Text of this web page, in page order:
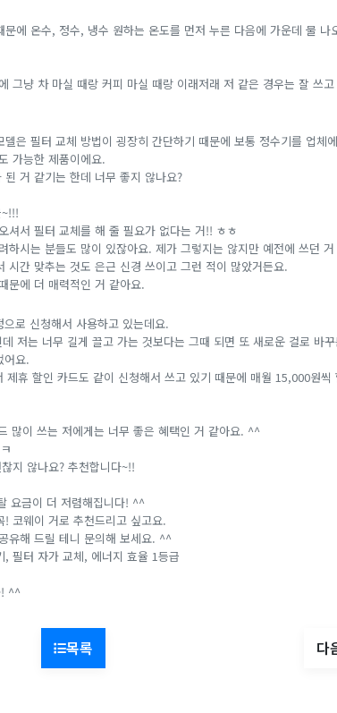
에 온수, 정수, 냉수 원하는 온도를 먼저 누른 다음에 가운데 물 나
그냥 차 마실 때랑 커피 마실 때랑 이래저래 저 같은 경우는 잘 쓰
은 필터 교체 방법이 굉장히 간단하기 때문에 보통 정수기를 업체
가능한 제품이에요.
거 같기는 한데 너무 좋지 않나요?
셔서 필터 교체를 해 줄 필요가 없다는 거!! ㅎㅎ
하시는 분들도 많이 있잖아요. 제가 그렇지는 않지만 예전에 쓰던
시간 맞추는 것도 은근 신경 쓰이고 그런 적이 많았거든요.
문에 더 매력적인 거 같아요.
로 신청해서 사용하고 있는데요.
저는 너무 길게 끌고 가는 것보다는 그때 되면 또 새로운 걸로 바
어요.
휴 할인 카드도 같이 신청해서 쓰고 있기 때문에 매월 15,000원씩
많이 쓰는 저에게는 너무 좋은 혜택인 거 같아요. ^^
지 않나요? 추천합니다~!!
요금이 더 저렴해집니다! ^^
코웨이 거로 추천드리고 싶고요.
유해 드릴 테니 문의해 보세요. ^^
필터 자가 교체, 에너지 효율 1등급
^^
목록 다